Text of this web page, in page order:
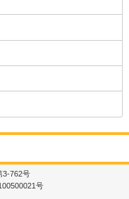
3-762号
号